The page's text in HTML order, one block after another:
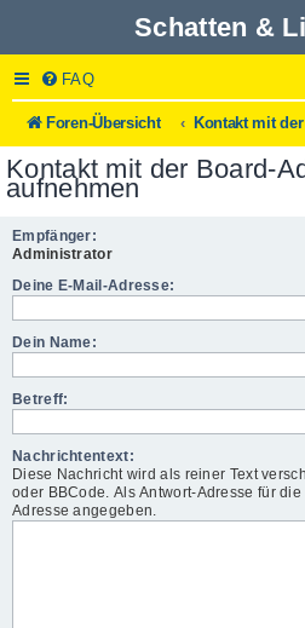
Schatten &
FAQ
Foren-Übersicht
Kontakt mit der Board-
aufnehmen
Empfänger:
Administrator
Deine E-Mail-Adresse:
Dein Name:
Betreff:
Nachrichtentext:
Diese Nachricht wird als reiner Text
oder BBCode. Als Antwort-Adresse für
Adresse angegeben.